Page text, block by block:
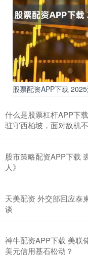
股票配资APP下载
什么是股票杠杆APP下
驻守西柏坡，面对敌机
股市策略配资APP下载
人》
天美配资 外交部回应泰
谈
神牛配资APP下载 美联
美元信用基石松动？